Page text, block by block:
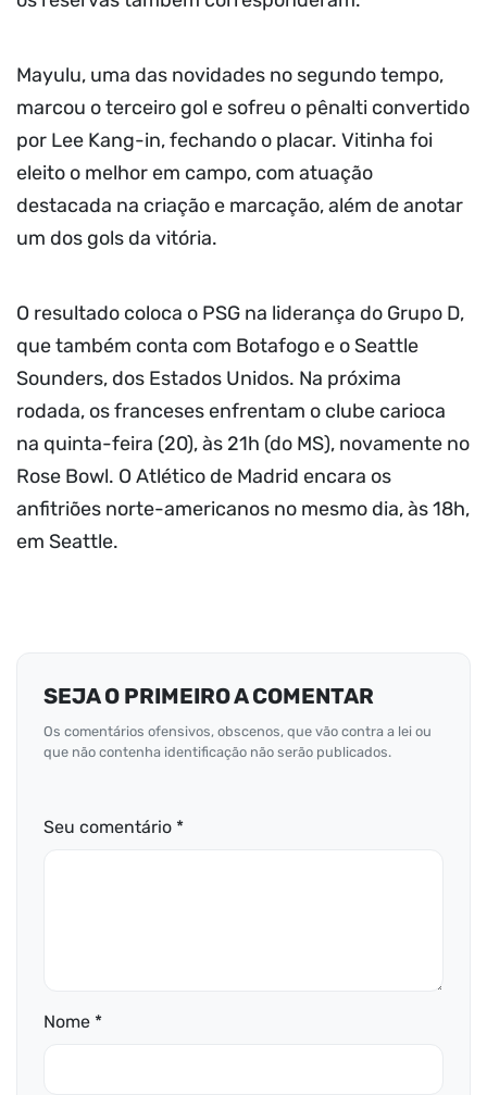
Mayulu, uma das novidades no segundo tempo,
marcou o terceiro gol e sofreu o pênalti convertido
por Lee Kang-in, fechando o placar. Vitinha foi
eleito o melhor em campo, com atuação
destacada na criação e marcação, além de anotar
um dos gols da vitória.
O resultado coloca o PSG na liderança do Grupo D,
que também conta com Botafogo e o Seattle
Sounders, dos Estados Unidos. Na próxima
rodada, os franceses enfrentam o clube carioca
na quinta-feira (20), às 21h (do MS), novamente no
Rose Bowl. O Atlético de Madrid encara os
anfitriões norte-americanos no mesmo dia, às 18h,
em Seattle.
SEJA O PRIMEIRO A COMENTAR
Os comentários ofensivos, obscenos, que vão contra a lei ou
que não contenha identificação não serão publicados.
Seu comentário *
Nome *